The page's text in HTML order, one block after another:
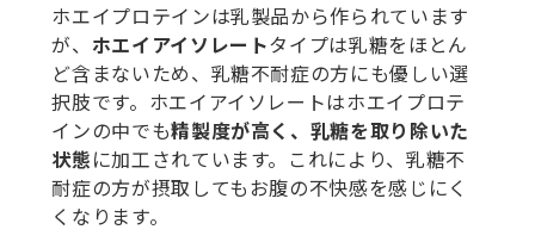
ホエイプロテインは乳製品から作られています
が、 ホエイアイソレートタイプは乳糖をほとん
ど含まないため、乳糖不耐症の方にも優しい選
択肢です。ホエイアイソレートはホエイプロテ
インの中でも精製度が高く、乳糖を取り除いた
状態に加工されています。これにより、乳糖不
耐症の方が摂取してもお腹の不快感を感じにく
くなります。